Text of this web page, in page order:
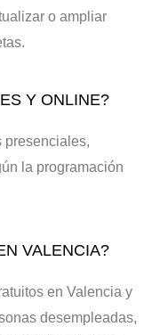
o ampliar
Y ONLINE?
presenciales,
la programación
VALENCIA?
en Valencia y
desempleadas,